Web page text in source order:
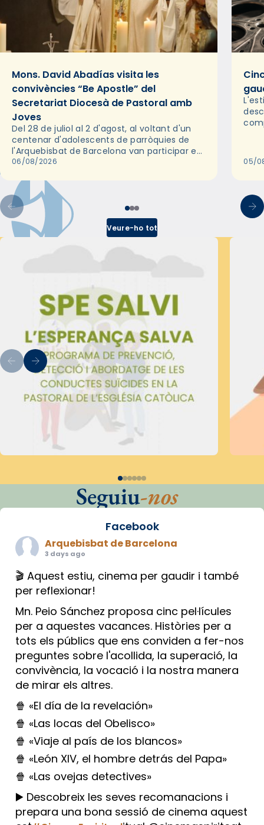
Mons. David Abadías visita les
convivències “Be Apostle” del
Secretariat Diocesà de Pastoral amb
Joves
Del 28 de juliol al 2 d'agost, al voltant d'un
centenar d'adolescents de parròquies de
l'Arquebisbat de Barcelona van participar en
les convivències Be Apostle, organitzades
06/08/2026 05/
Veure-ho tot
Seguiu-nos
Facebook
Arquebisbat de Barcelona
3 days ago
🎬 Aquest estiu, cinema per gaudir i també
per reflexionar!
Mn. Peio Sánchez proposa cinc pel·lícules
per a aquestes vacances. Històries per a
tots els públics que ens conviden a fer-nos
preguntes sobre l'acollida, la superació, la
convivència, la vocació i la nostra manera
de mirar els altres.
🍿 «El día de la revelación»
🍿 «Las locas del Obelisco»
🍿 «Viaje al país de los blancos»
🍿 «León XIV, el hombre detrás del Papa»
🍿 «Las ovejas detectives»
▶️ Descobreix les seves recomanacions i
prepara una bona sessió de cinema aquest